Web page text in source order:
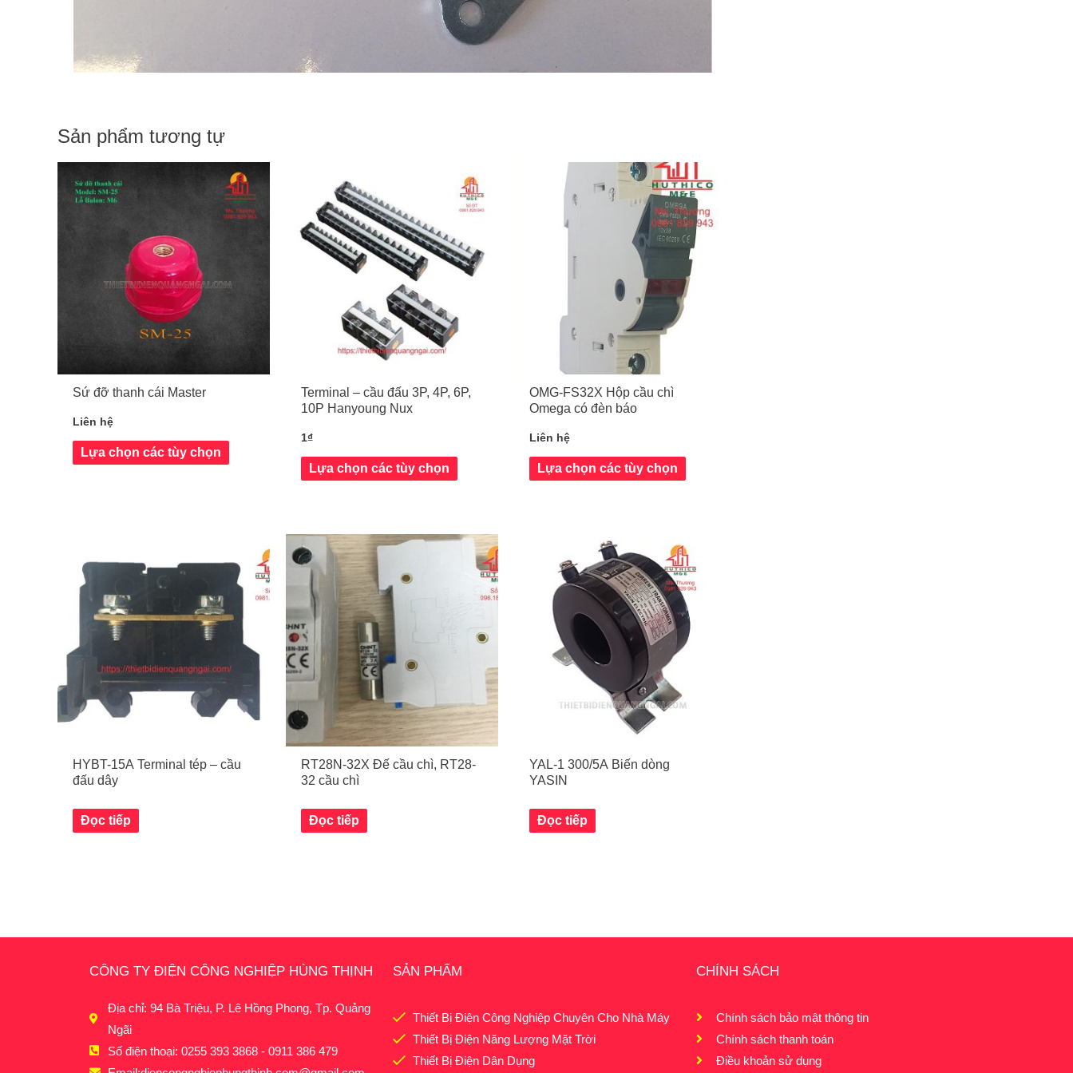
Sản phẩm tương tự
Sứ đỡ thanh cái Master
Liên hệ
Lựa chọn các tùy chọn
Terminal – cầu đấu 3P, 4P, 6P,
10P Hanyoung Nux
1₫
Lựa chọn các tùy chọn
OMG-FS32X Hộp cầu chì
Omega có đèn báo
Liên hệ
Lựa chọn các tùy chọn
HYBT-15A Terminal tép – cầu
đấu dây
Đọc tiếp
RT28N-32X Đế cầu chì, RT28-
32 cầu chì
Đọc tiếp
YAL-1 300/5A Biến dòng
YASIN
Đọc tiếp
CÔNG TY ĐIỆN CÔNG NGHIỆP HÙNG THỊNH
Địa chỉ: 94 Bà Triệu, P. Lê Hồng Phong, Tp. Quảng
Ngãi
Số điện thoại: 0255 393 3868 - 0911 386 479
SẢN PHẨM
Thiết Bị Điện Công Nghiệp Chuyên Cho Nhà Máy
Thiết Bị Điện Năng Lượng Mặt Trời
Thiết Bị Điện Dân Dụng
CHÍNH SÁCH
Chính sách bảo mật thông tin
Chính sách thanh toán
Điều khoản sử dụng